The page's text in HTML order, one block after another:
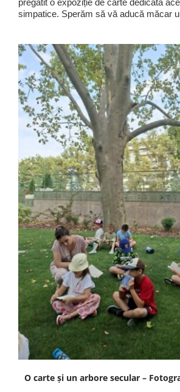
simpatice. Sperăm să vă aducă măcar
O carte și un arbore secular –